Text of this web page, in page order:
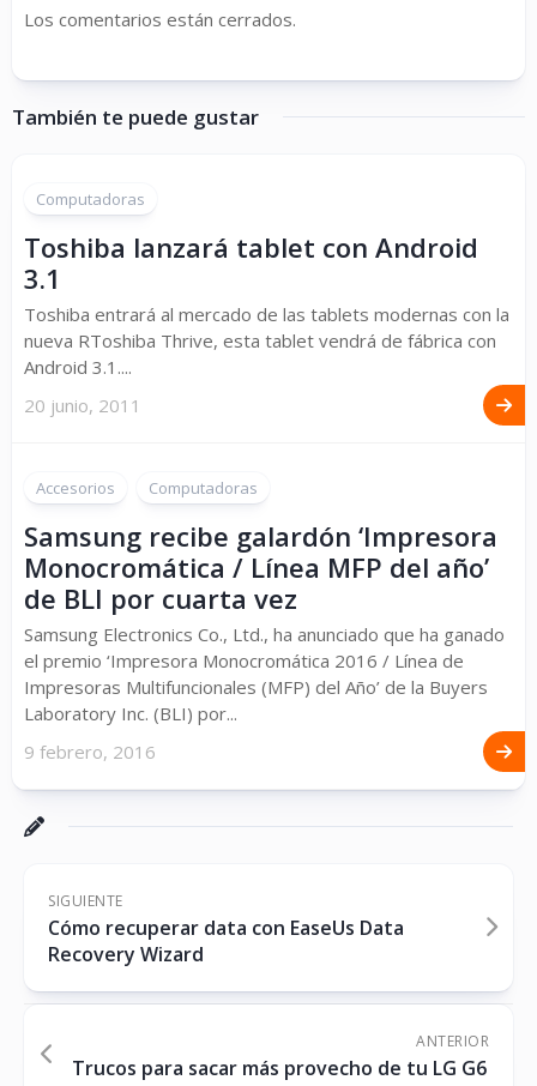
Los comentarios están cerrados.
También te puede gustar
Computadoras
Toshiba lanzará tablet con Android
3.1
Toshiba entrará al mercado de las tablets modernas con la
nueva RToshiba Thrive, esta tablet vendrá de fábrica con
Android 3.1....
20 junio, 2011
Accesorios Computadoras
Samsung recibe galardón ‘Impresora
Monocromática / Línea MFP del año’
de BLI por cuarta vez
Samsung Electronics Co., Ltd., ha anunciado que ha ganado
el premio ‘Impresora Monocromática 2016 / Línea de
Impresoras Multifuncionales (MFP) del Año’ de la Buyers
Laboratory Inc. (BLI) por...
9 febrero, 2016
SIGUIENTE
Cómo recuperar data con EaseUs Data
Recovery Wizard
ANTERIOR
Trucos para sacar más provecho de tu LG G6